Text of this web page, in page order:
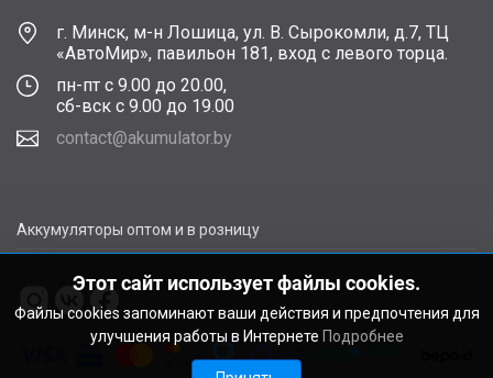
г. Минск, м-н Лошица, ул. В. Сырокомли, д.7, ТЦ
«АвтоМир», павильон 181, вход с левого торца.
пн-пт с 9.00 до 20.00,
сб-вск с 9.00 до 19.00
contact@akumulator.by
Аккумуляторы оптом и в розницу
Этот сайт использует файлы cookies.
Файлы cookies запоминают ваши действия и предпочтения для
улучшения работы в Интернете Подробнее